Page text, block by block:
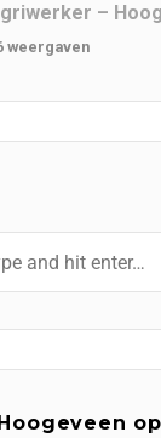
–
weergaven
op